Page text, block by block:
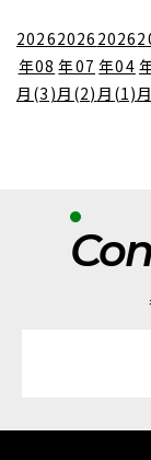
2026
年08
月(3)
2026
年07
月(2)
2026
年04
月(1)